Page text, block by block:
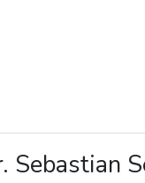
Sebastian